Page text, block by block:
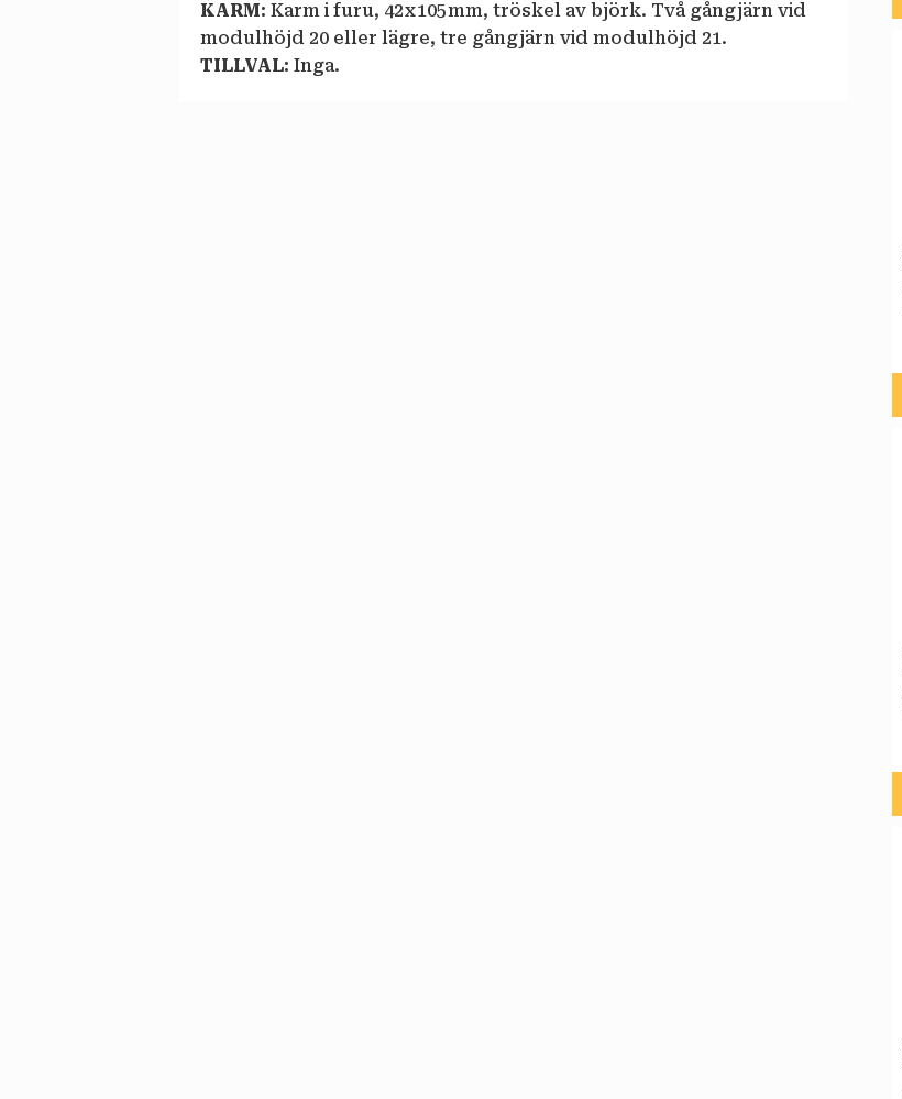
KARM: Karm i furu, 42 x 105 mm, tröskel av björk. Två gångjärn vid
modulhöjd 20 eller lägre, tre gångjärn vid modulhöjd 21.
TILLVAL: Inga.